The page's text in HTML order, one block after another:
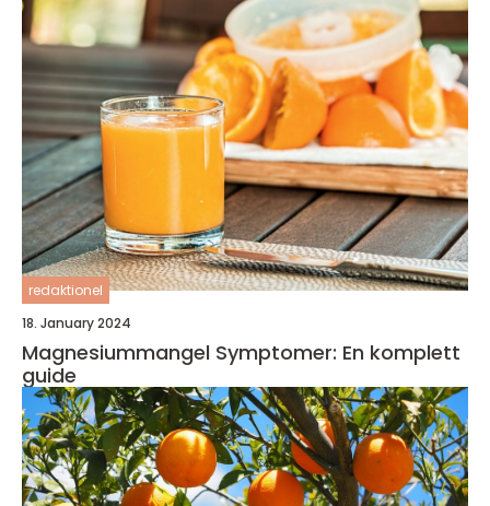
redaktionel
18. January 2024
Magnesiummangel Symptomer: En komplett
guide